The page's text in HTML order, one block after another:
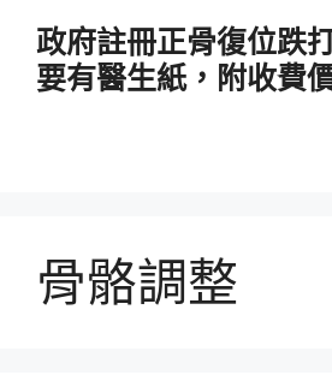
政府註冊正骨復位跌
要有醫生紙，附收費
骨骼調整